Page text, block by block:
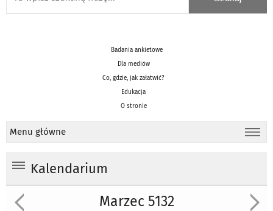
Badania ankietowe
Dla mediów
Co, gdzie, jak załatwić?
Edukacja
O stronie
Menu główne
Kalendarium
Marzec 5132